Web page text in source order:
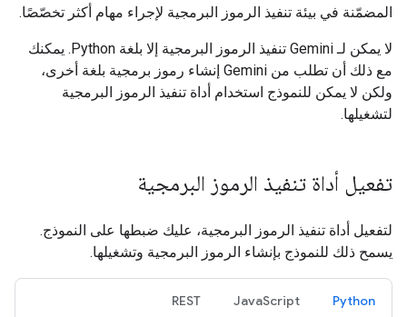
المضمّنة في بيئة تنفيذ الرموز البرمجية لإجراء مهام أكثر تخصّصًا.
لا يمكن لـ Gemini تنفيذ الرموز البرمجية إلا بلغة Python. يمكنك
مع ذلك أن تطلب من Gemini إنشاء رموز برمجية بلغة أخرى،
ولكن لا يمكن للنموذج استخدام أداة تنفيذ الرموز البرمجية
لتشغيلها.
تفعيل أداة تنفيذ الرموز البرمجية
لتفعيل أداة تنفيذ الرموز البرمجية، عليك ضبطها على النموذج.
يسمح ذلك للنموذج بإنشاء الرموز البرمجية وتشغيلها.
Python
JavaScript
REST